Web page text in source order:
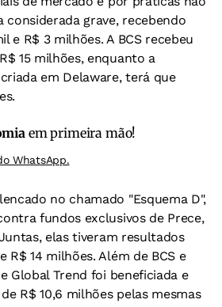
considerada grave, recebendo
e R$ 3 milhões. A BCS recebeu
15 milhões, enquanto a
em Delaware, terá que
em primeira mão!
WhatsApp.
no chamado "Esquema D",
fundos exclusivos de Prece,
elas tiveram resultados
R$ 14 milhões. Além de BCS e
Global Trend foi beneficiada e
R$ 10,6 milhões pelas mesmas